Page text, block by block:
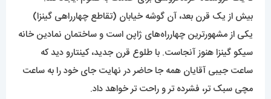
بیش از یک قرن بعد، آن گوشه خیابان (تقاطع چهارراهی گینزا)
یکی از مشهورترین چهارراه‌های ژاپن است و ساختمان نمادین خانه
سیکو گینزا هنوز آنجاست. با طلوع قرن جدید، کینتارو دید که
ساعت جیبی آقایان همه جا حاضر در نهایت جای خود را به ساعت
مچی سبک تر، فشرده تر و راحت تر خواهد داد.